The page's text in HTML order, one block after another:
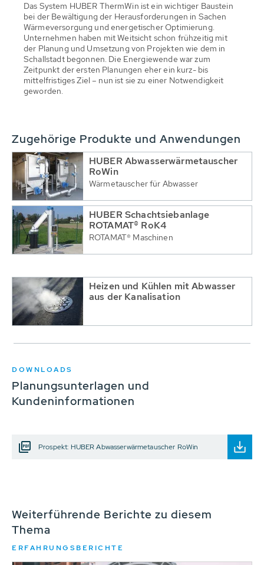
Das System HUBER ThermWin ist ein wichtiger Baustein
bei der Bewältigung der Herausforderungen in Sachen
Wärmeversorgung und energetischer Optimierung.
Unternehmen haben mit Weitsicht schon frühzeitig mit
der Planung und Umsetzung von Projekten wie dem in
Schallstadt begonnen. Die Energiewende war zum
Zeitpunkt der ersten Planungen eher ein kurz- bis
mittelfristiges Ziel – nun ist sie zu einer Notwendigkeit
geworden.
Zugehörige Produkte und Anwendungen
HUBER Abwasserwärmetauscher
RoWin
Wärmetauscher für Abwasser
HUBER Schachtsiebanlage
ROTAMAT® RoK4
ROTAMAT® Maschinen
Heizen und Kühlen mit Abwasser
aus der Kanalisation
DOWNLOADS
Planungsunterlagen und
Kundeninformationen
Prospekt: HUBER Abwasserwärmetauscher RoWin
Weiterführende Berichte zu diesem
Thema
ERFAHRUNGSBERICHTE